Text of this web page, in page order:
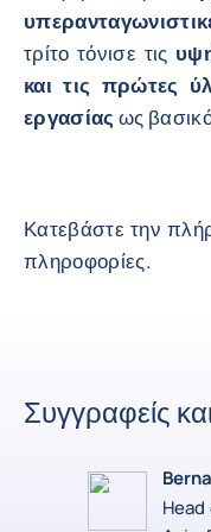
τρίτο τόνισε τις
και τις πρώτες
εργασίας ως
Κατεβάστε την
πληροφορίες.
Συγγραφείς και